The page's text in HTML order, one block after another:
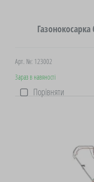
Арт. №: 123002
Зараз в навяності
Порівняти